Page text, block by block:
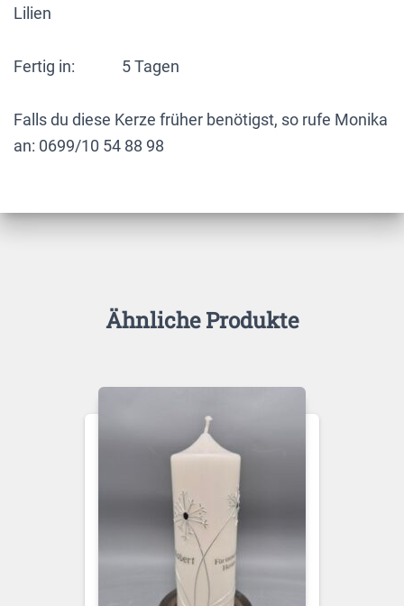
Lilien
Fertig in: 5 Tagen
Falls du diese Kerze früher benötigst, so rufe Monika
an: 0699/10 54 88 98
Ähnliche Produkte